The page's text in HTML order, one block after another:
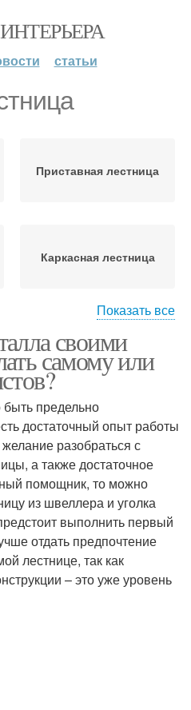
статьи
Приставная лестница
Каркасная лестница
Лестницы для крыльца
Лестница из уголка
Лестница на косоурах
Показать все
своими
самому или
предельно
достаточный опыт работы
разобраться с
а также достаточное
помощник, то можно
из швеллера и уголка
выполнить первый
отдать предпочтение
лестнице, так как
– это уже уровень